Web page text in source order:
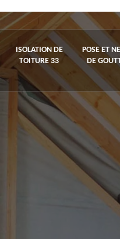
ISOLATION DE
TOITURE 33
POSE ET
DE